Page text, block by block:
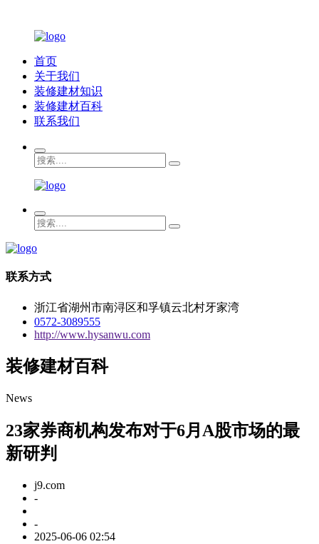
首页
关于我们
装修建材知识
装修建材百科
联系我们
联系方式
浙江省湖州市南浔区和孚镇云北村牙家湾
0572-3089555
http://www.hysanwu.com
装修建材百科
News
23家券商机构发布对于6月A股市场的最
新研判
j9.com
-
-
2025-06-06 02:54